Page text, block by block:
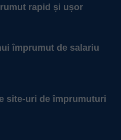
rapid și ușor
împrumut de salariu
site-uri de împrumuturi